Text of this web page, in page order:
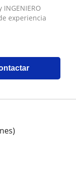
experiencia